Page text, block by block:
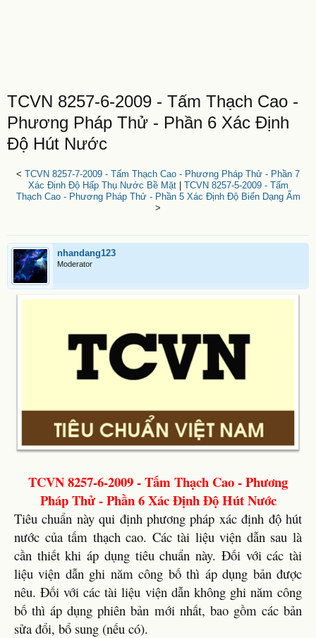
TCVN 8257-6-2009 - Tấm Thạch Cao -
Phương Pháp Thử - Phần 6 Xác Định
Độ Hút Nước
< TCVN 8257-7-2009 - Tấm Thạch Cao - Phương Pháp Thử - Phần 7
Xác Định Độ Hấp Thụ Nước Bề Mặt| TCVN 8257-5-2009 - Tấm
Thạch Cao - Phương Pháp Thử - Phần 5 Xác Định Độ Biến Dạng Ẩm
>
nhandang123
Moderator
TCVN 8257-6-2009 - Tấm Thạch Cao - Phương
Pháp Thử - Phần 6 Xác Định Độ Hút Nước
Tiêu chuẩn này qui định phương pháp xác định độ hút
nước của tấm thạch cao. Các tài liệu viện dẫn sau là
cần thiết khi áp dụng tiêu chuẩn này. Đối với các tài
liệu viện dẫn ghi năm công bố thì áp dụng bản được
nêu. Đối với các tài liệu viện dẫn không ghi năm công
bố thì áp dụng phiên bản mới nhất, bao gồm các bản
sửa đổi, bổ sung (nếu có).